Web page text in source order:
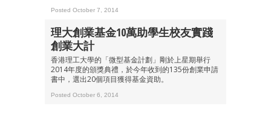
Posted October 7, 2014
理大創業基金10萬助學生校友實踐
創業大計
香港理工大學的「微型基金計劃」剛於上星期舉行
2014年度的頒獎典禮，於今年收到的135份創業申請
書中，選出20個項目獲得基金資助。
Posted October 6, 2014